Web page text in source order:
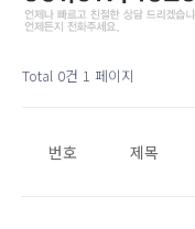
Total 0건 1 페이지
번호 제목